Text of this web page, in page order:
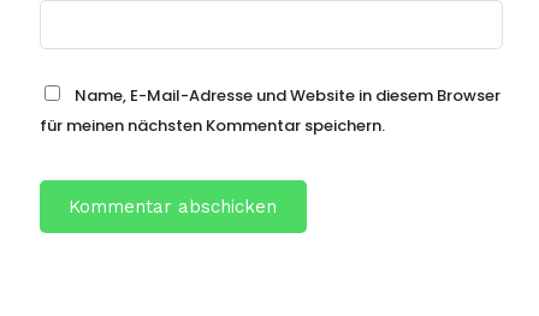
Name, E-Mail-Adresse und Website in diesem Browser
für meinen nächsten Kommentar speichern.